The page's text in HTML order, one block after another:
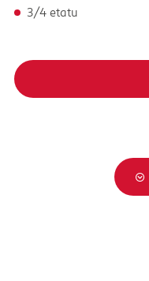
3/4 etatu